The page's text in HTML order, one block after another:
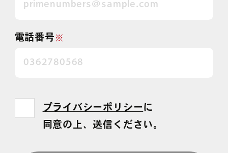
※
電話番号
プライバシーポリシー に
同意の上、送信ください。